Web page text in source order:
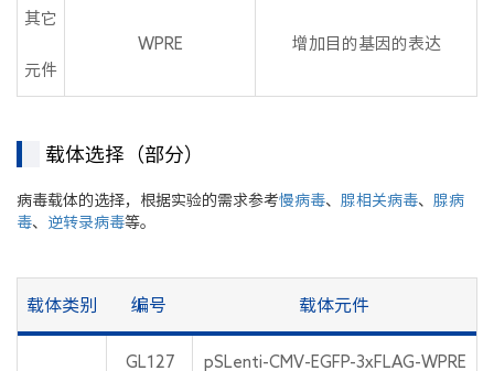
其它
元件
WPRE 增加目的基因的表达
载体选择（部分）
病毒载体的选择，根据实验的需求参考慢病毒、 腺相关病毒、
腺病
毒、 逆转录病毒等。
载体类别 编号 载体元件
GL127 pSLenti-CMV-EGFP-3xFLAG-WPRE